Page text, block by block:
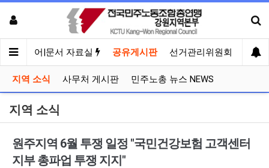
미디어|문서 자료실 공유게시판 선거관리위원회
지역 소식 사무처 게시판 민주노총 뉴스 NEWS
지역 소식
원주지역 6월 투쟁 일정 "국민건강보험 고객센터
지부 총파업 투쟁 지지"